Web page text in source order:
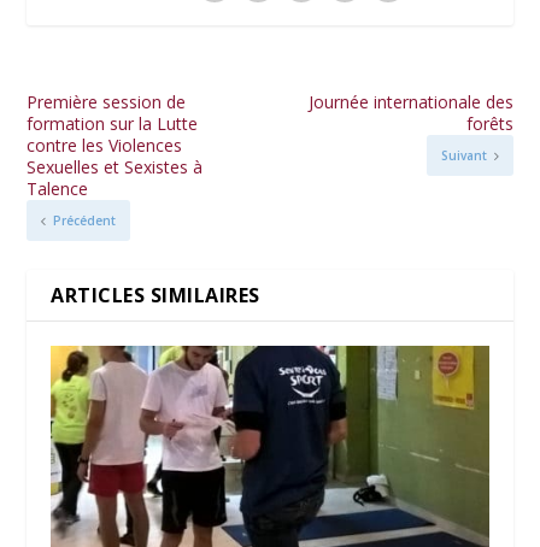
Première session de
formation sur la Lutte
contre les Violences
Sexuelles et Sexistes à
Talence
Précédent
Journée internationale des
forêts
Suivant
ARTICLES SIMILAIRES